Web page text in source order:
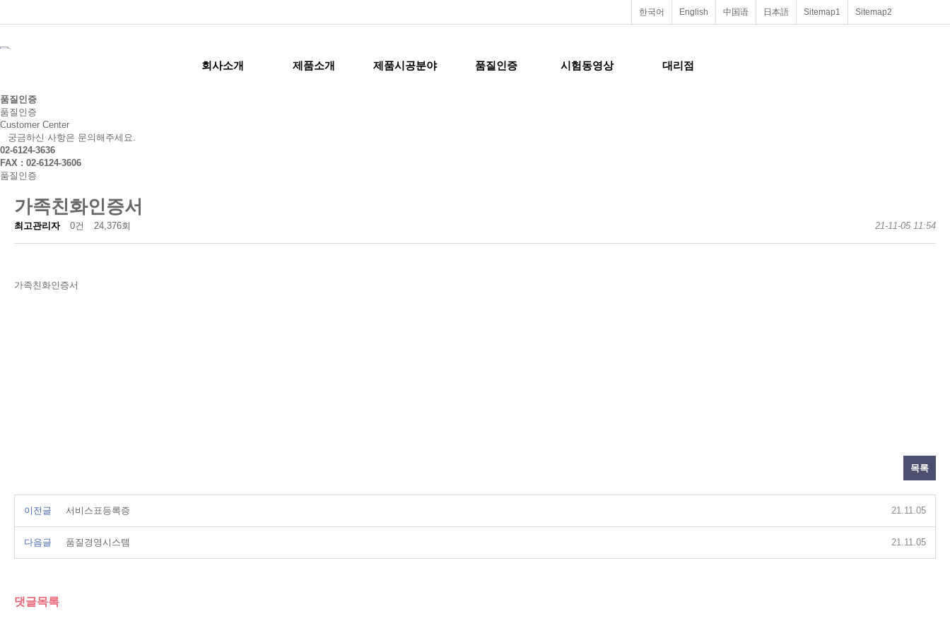
Sitemap2
Sitemap1
日本語
中国语
English
한국어
회사소개 제품소개 제품시공분야 품질인증 시험동영상 대리점
품질인증
품질인증
Customer Center
궁금하신 사항은 문의해주세요.
02-6124-3636
FAX : 02-6124-3606
품질인증
가족친화인증서
최고관리자 0건 24,376회 21-11-05 11:54
가족친화인증서
목록
이전글 서비스표등록증 21.11.05
다음글 품질경영시스템 21.11.05
댓글목록